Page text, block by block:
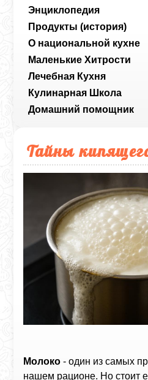
Энциклопедия
Продукты (история)
О национальной кухне
Маленькие Хитрости
Лечебная Кухня
Кулинарная Школа
Домашний помощник
Тайны
Молоко - один из самых
нашем рационе. Но стоит